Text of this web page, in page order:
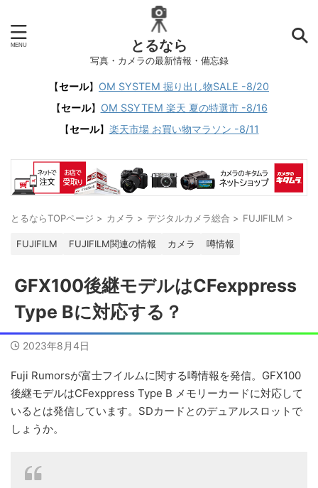
とるなら
写真・カメラの最新情報・備忘録
【セール】 OM SYSTEM 掘り出し物SALE -8/20
【セール】 OM SSYTEM 楽天 夏の特選市 -8/16
【セール】 楽天市場 お買い物マラソン -8/11
とるならTOPページ > カメラ > デジタルカメラ総合 > FUJIFILM >
FUJIFILM FUJIFILM関連の情報 カメラ 噂情報
GFX100後継モデルはCFexppress
Type Bに対応する？
2023年8月4日
Fuji Rumorsが富士フイルムに関する噂情報を発信。GFX100
後継モデルはCFexppress Type B メモリーカードに対応して
いるとは発信しています。SDカードとのデュアルスロットで
しょうか。